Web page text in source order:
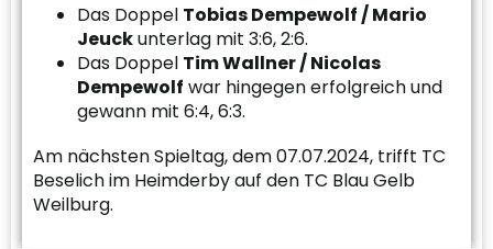
Das Doppel Tobias Dempewolf / Mario
Jeuckunterlag mit 3:6, 2:6.
Das Doppel Tim Wallner / Nicolas
Dempewolf war hingegen erfolgreich und
gewann mit 6:4, 6:3.
Am nächsten Spieltag, dem 07.07.2024, trifft TC
Beselich im Heimderby auf den TC Blau Gelb
Weilburg.